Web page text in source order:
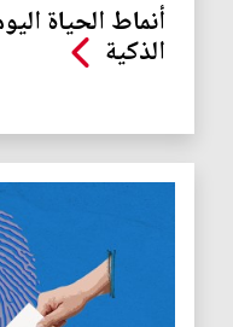
أنماط الحياة
الذكية